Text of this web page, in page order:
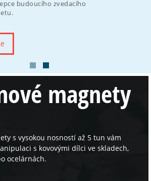
magnety
s vysokou nosností až 5 tun vám
s kovovými dílci ve skladech,
ocelárnách.